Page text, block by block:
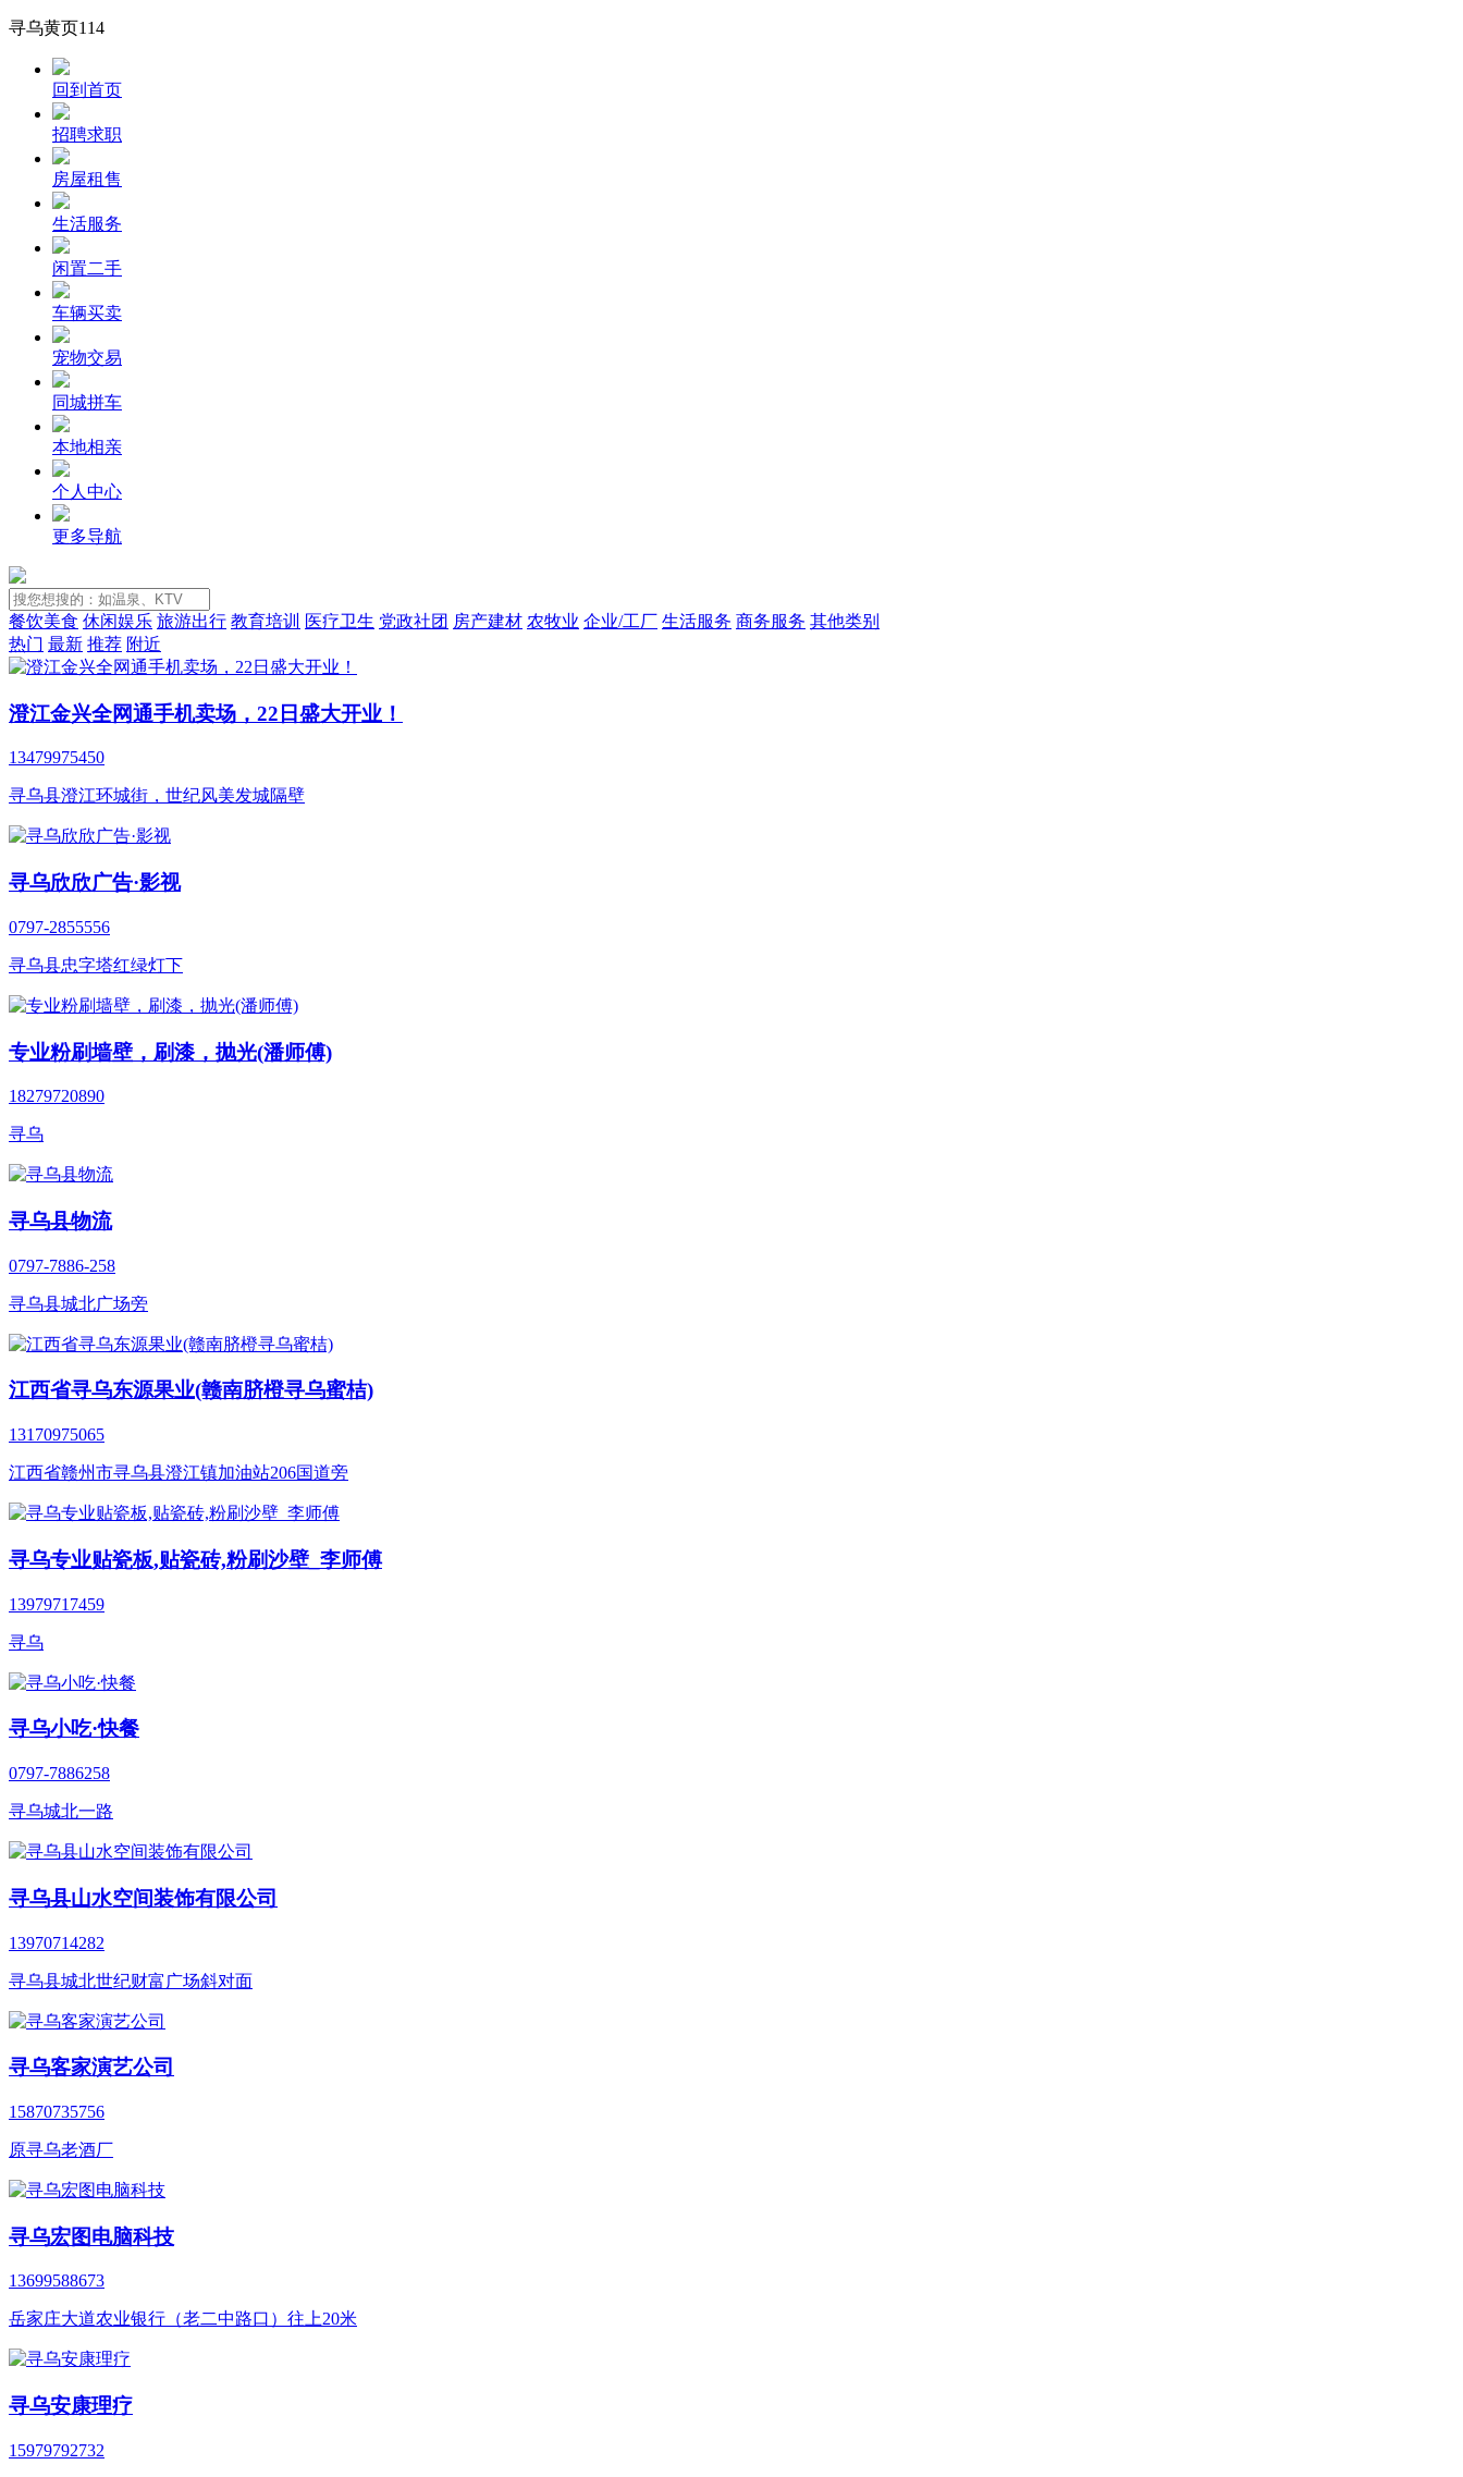
寻乌黄页114
回到首页
招聘求职
房屋租售
生活服务
闲置二手
车辆买卖
宠物交易
同城拼车
本地相亲
个人中心
更多导航
餐饮美食 休闲娱乐 旅游出行 教育培训 医疗卫生 党政社团 房产建材 农牧业 企业/工厂 生活服务 商务服务 其他类别
热门 最新 推荐 附近
澄江金兴全网通手机卖场，22日盛大开业！
13479975450
寻乌县澄江环城街，世纪风美发城隔壁
寻乌欣欣广告·影视
0797-2855556
寻乌县忠字塔红绿灯下
专业粉刷墙壁，刷漆，抛光(潘师傅)
18279720890
寻乌
寻乌县物流
0797-7886-258
寻乌县城北广场旁
江西省寻乌东源果业(赣南脐橙寻乌蜜桔)
13170975065
江西省赣州市寻乌县澄江镇加油站206国道旁
寻乌专业贴瓷板,贴瓷砖,粉刷沙壁_李师傅
13979717459
寻乌
寻乌小吃·快餐
0797-7886258
寻乌城北一路
寻乌县山水空间装饰有限公司
13970714282
寻乌县城北世纪财富广场斜对面
寻乌客家演艺公司
15870735756
原寻乌老酒厂
寻乌宏图电脑科技
13699588673
岳家庄大道农业银行（老二中路口）往上20米
寻乌安康理疗
15979792732